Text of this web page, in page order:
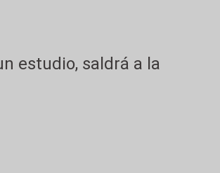
estudio, saldrá a la